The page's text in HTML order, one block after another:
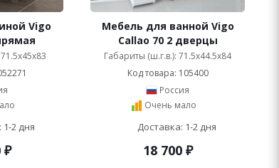
Vigo
1-2 дня
₽
Мебель для ванной Vigo
Callao 70 2 дверцы
Габариты (ш.г.в.): 71.5x44.5x84
Код товара: 105400
Россия
Очень мало
Доставка: 1-2 дня
18 700₽